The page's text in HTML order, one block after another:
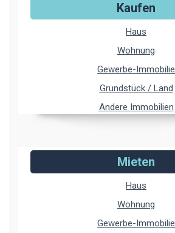
Kaufen
Haus
Wohnung
Gewerbe-Immobilie
Grundstück / Land
Andere Immobilien
Mieten
Haus
Wohnung
Gewerbe-Immobilie